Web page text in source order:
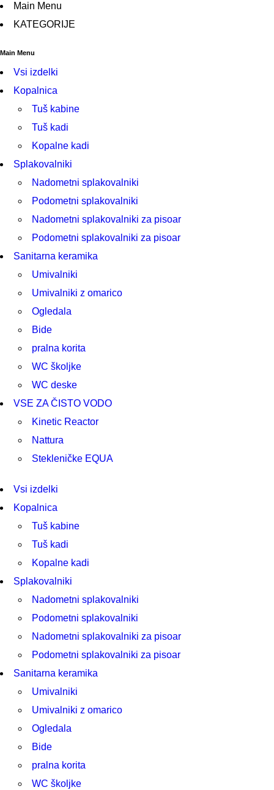
Main Menu
KATEGORIJE
Main Menu
Vsi izdelki
Kopalnica
Tuš kabine
Tuš kadi
Kopalne kadi
Splakovalniki
Nadometni splakovalniki
Podometni splakovalniki
Nadometni splakovalniki za pisoar
Podometni splakovalniki za pisoar
Sanitarna keramika
Umivalniki
Umivalniki z omarico
Ogledala
Bide
pralna korita
WC školjke
WC deske
VSE ZA ČISTO VODO
Kinetic Reactor
Nattura
Stekleničke EQUA
Vsi izdelki
Kopalnica
Tuš kabine
Tuš kadi
Kopalne kadi
Splakovalniki
Nadometni splakovalniki
Podometni splakovalniki
Nadometni splakovalniki za pisoar
Podometni splakovalniki za pisoar
Sanitarna keramika
Umivalniki
Umivalniki z omarico
Ogledala
Bide
pralna korita
WC školjke